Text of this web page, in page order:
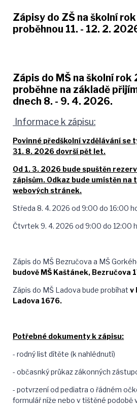
Zápisy do ZŠ na školní
proběhnou 11. - 12. 2.
Zápis do MŠ na školní
proběhne na základě
dnech 8. - 9. 4. 2026.
Informace k zápisu:
Povinné předškolní vzdělávání se
31. 8. 2026 dovrší pět let.
Od 1. 3. 2026 bude spuštěn
zápisům. Odkaz bude umístěn
webových stránek.
Středa 8. 4. 2026 od 9:00 do 16:00
Čtvrtek 9. 4. 2026 od 9:00 do 12:00
Zápis do MŠ Bezručova a MŠ
budově MŠ Kaštánek, Bezručova
Zápis do MŠ Ladova bude probíhat v
Ladova 1676.
Potřebné dokumenty k zápisu:
- rodný list dítěte (k nahlédnutí)
- občasnký průkaz zákonných
- potvrzení od pediatra o řádném
formulář níže nebo v tištěné podobě